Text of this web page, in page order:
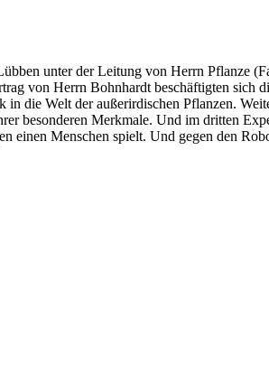
unter der Leitung von Herrn Pflanze
von Herrn Bohnhardt beschäftigten sich
die Welt der außerirdischen Pflanzen.
besonderen Merkmale. Und im dritten
einen Menschen spielt. Und gegen den